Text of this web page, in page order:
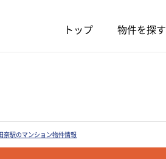
トップ 物件を探す
奈駅のマンション物件情報